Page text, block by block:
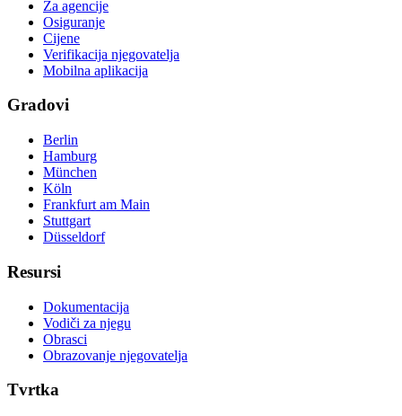
Za agencije
Osiguranje
Cijene
Verifikacija njegovatelja
Mobilna aplikacija
Gradovi
Berlin
Hamburg
München
Köln
Frankfurt am Main
Stuttgart
Düsseldorf
Resursi
Dokumentacija
Vodiči za njegu
Obrasci
Obrazovanje njegovatelja
Tvrtka